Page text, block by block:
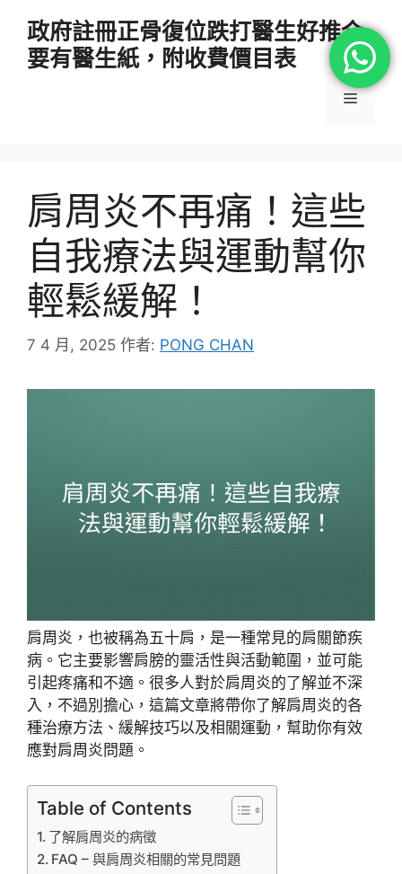
政府註冊正骨復位跌打醫生好推介
要有醫生紙，附收費價目表
選
肩周炎不再痛！這些
自我療法與運動幫你
輕鬆緩解！
7 4 月, 2025 作者: PONG CHAN
肩周炎，也被稱為五十肩，是一種常見的肩關節疾
病。它主要影響肩膀的靈活性與活動範圍，並可能
引起疼痛和不適。很多人對於肩周炎的了解並不深
入，不過別擔心，這篇文章將帶你了解肩周炎的各
種治療方法、緩解技巧以及相關運動，幫助你有效
應對肩周炎問題。
Table of Contents
了解肩周炎的病徵
FAQ – 與肩周炎相關的常見問題